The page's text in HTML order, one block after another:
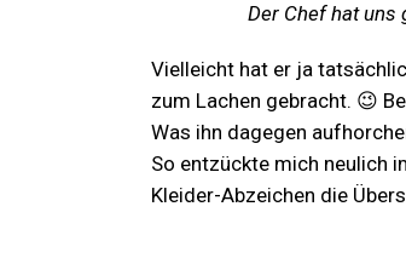
Der Chef hat uns
Vielleicht hat er ja
zum Lachen gebracht. 😉
Was ihn dagegen
So entzückte mich neulich
Kleider-Abzeichen die